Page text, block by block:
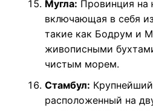
Мугла: Провинция на
включающая в себя
такие как Бодрум и
живописными
чистым морем.
Стамбул:
расположенный на